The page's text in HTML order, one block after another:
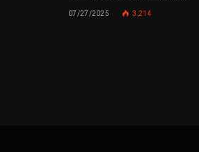
07/27/2025 3,214